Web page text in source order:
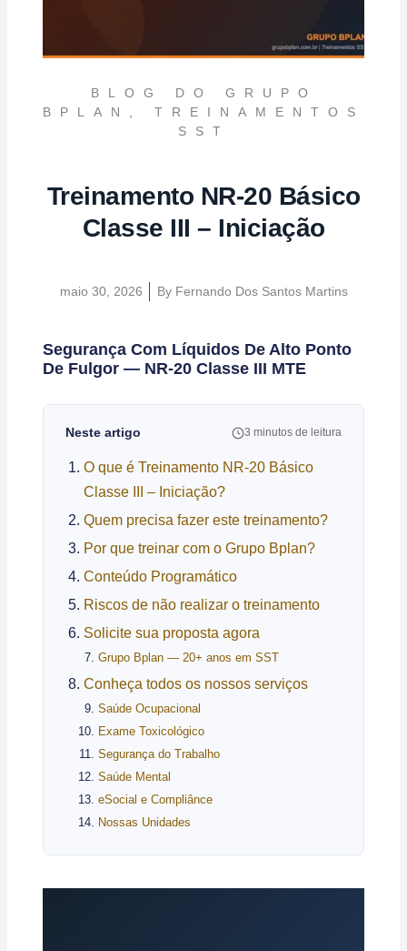
BLOG DO GRUPO
BPLAN , TREINAMENTOS
SST
Treinamento NR-20 Básico
Classe III – Iniciação
maio 30, 2026 ByFernando Dos Santos Martins
Segurança Com Líquidos De Alto Ponto
De Fulgor — NR-20 Classe III MTE
Neste artigo 3 minutos de leitura
O que é Treinamento NR-20 Básico
Classe III – Iniciação?
Quem precisa fazer este treinamento?
Por que treinar com o Grupo Bplan?
Conteúdo Programático
Riscos de não realizar o treinamento
Solicite sua proposta agora
Grupo Bplan — 20+ anos em SST
Conheça todos os nossos serviços
Saúde Ocupacional
Exame Toxicológico
Segurança do Trabalho
Saúde Mental
eSocial e Compliânce
Nossas Unidades